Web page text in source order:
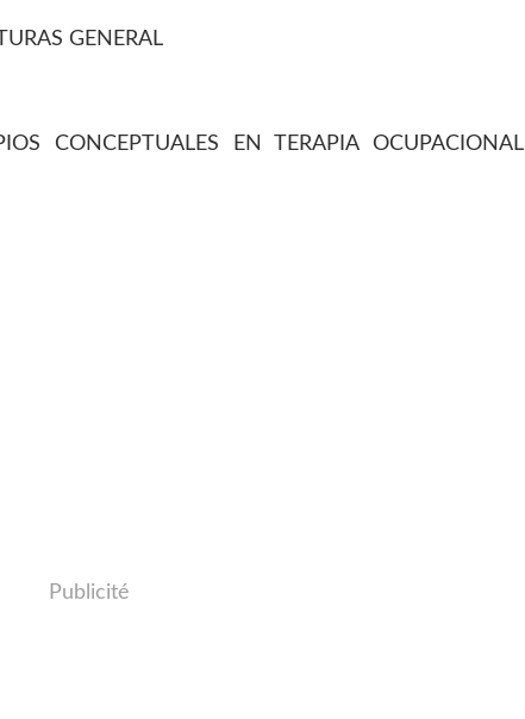
GENERAL
CONCEPTUALES EN TERAPIA OCUPACIONAL
Publicité